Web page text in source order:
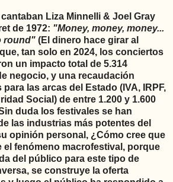
Liza Minnelli & Joel Gray
de 1972: "Money, money, money...
round" (El dinero hace girar al
tan solo en 2024, los conciertos
un impacto total de 5.314
negocio, y una recaudación
las arcas del Estado (IVA, IRPF,
Social) de entre 1.200 y 1.600
duda los festivales se han
las industrias más potentes del
opinión personal, ¿Cómo cree que
el fenómeno macrofestival, porque
del público para este tipo de
se construye la oferta